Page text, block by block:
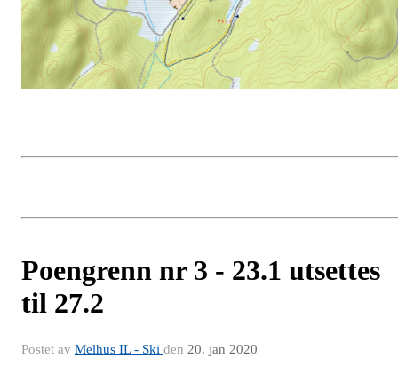
Poengrenn nr 3 - 23.1 utsettes
til 27.2
Postet av Melhus IL - Ski den 20. jan 2020